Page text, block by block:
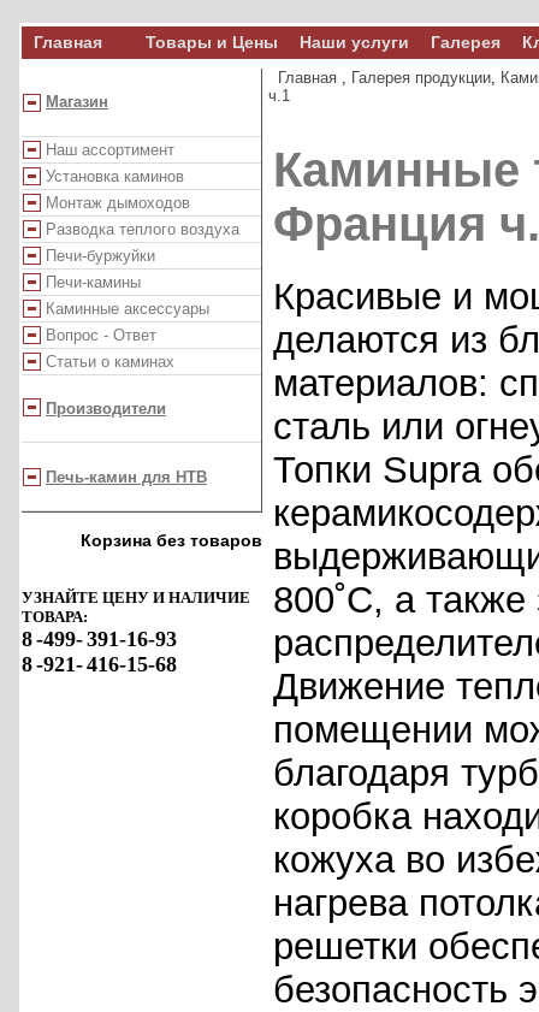
Главная Товары и Цены Наши услуги Галерея
Магазин
Наш ассортимент
Установка каминов
Монтаж дымоходов
Разводка теплого воздуха
Печи-буржуйки
Печи-камины
Каминные аксессуары
Вопрос - Ответ
Статьи о каминах
Производители
Печь-камин для НТВ
Корзина без товаров
УЗНАЙТЕ ЦЕНУ И НАЛИЧИЕ
ТОВАРА:
8-499-391-16-93
8-921-416-15-68
Главная , Галерея продукции,
ч.1
Каминные
Франция
Красивые и
делаются из
материалов:
сталь или
Топки Supra
800˚C, а
Движение
помещении
благодаря
коробка
кожуха во
нагрева
решетки
безопасность